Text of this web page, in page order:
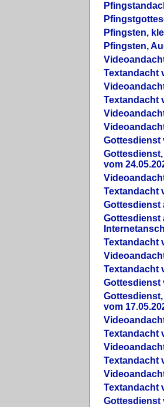
Pfingsten,
Pfingsten,
Textandacht
Textandacht
Gottesdienst
vom
Textandacht
Gottesdienst
Gottesdienst
Textandacht
Textandacht
Gottesdienst
vom
Textandacht
Textandacht
Textandacht
Gottesdienst